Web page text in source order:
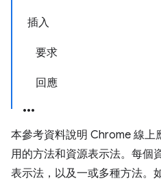
插入
要求
回應
本參考資料說明 Chrome 線上
用的方法和資源表示法。每個
表示法，以及一或多種方法。